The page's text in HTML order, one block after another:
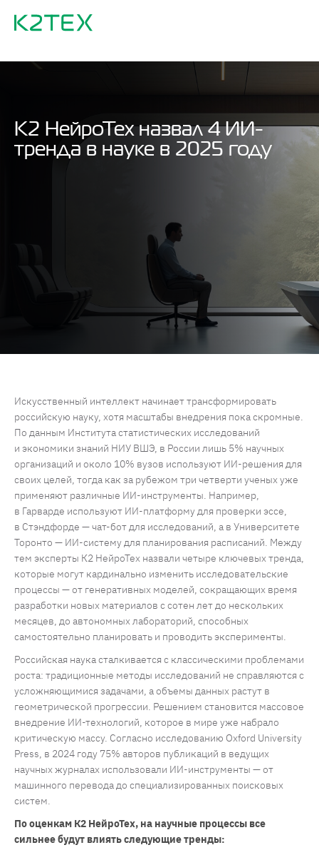
К2 НейроТех назвал 4 ИИ-
тренда в науке в 2025 году
Искусственный интеллект начинает трансформировать
российскую науку, хотя масштабы внедрения пока скромные.
По данным Института статистических исследований
и экономики знаний НИУ ВШЭ, в России лишь 5% научных
организаций и около 10% вузов используют ИИ-решения для
своих целей, тогда как за рубежом три четверти ученых уже
применяют различные ИИ-инструменты. Например,
в Гарварде используют ИИ-платформу для проверки эссе,
в Стэндфорде — чат-бот для исследований, а в Университете
Торонто — ИИ-систему для планирования расписаний. Между
тем эксперты К2 НейроТех назвали четыре ключевых тренда,
которые могут кардинально изменить исследовательские
процессы — от генеративных моделей, сокращающих время
разработки новых материалов с сотен лет до нескольких
месяцев, до автономных лабораторий, способных
самостоятельно планировать и проводить эксперименты.
Российская наука сталкивается с классическими проблемами
роста: традиционные методы исследований не справляются с
усложняющимися задачами, а объемы данных растут в
геометрической прогрессии. Решением становится массовое
внедрение ИИ-технологий, которое в мире уже набрало
критическую массу. Согласно исследованию Oxford University
Press, в 2024 году 75% авторов публикаций в ведущих
научных журналах использовали ИИ-инструменты — от
машинного перевода до специализированных поисковых
систем.
По оценкам К2 НейроТех, на научные процессы все
сильнее будут влиять следующие тренды: